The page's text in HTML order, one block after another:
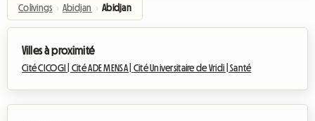
Colivings › Abidjan › Abidjan
Villes à proximité
Cité CICOGI | Cité ADE MENSA | Cité Universitaire de Vridi |Santé